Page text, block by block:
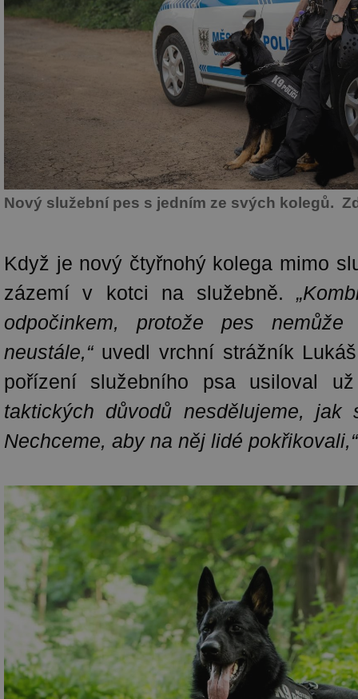
Nový služební pes s jedním ze svých kolegů.
Když je nový čtyřnohý kolega mimo
zázemí v kotci na služebně.
odpočinkem, protože pes
neustále,“uvedl vrchní strážník
pořízení služebního psa usiloval
taktických důvodů nesdělujeme, jak
Nechceme, aby na něj lidé pokřikovali,“